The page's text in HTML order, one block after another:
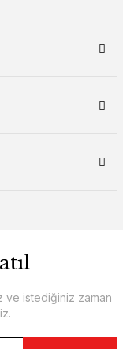
ve istediğiniz zaman